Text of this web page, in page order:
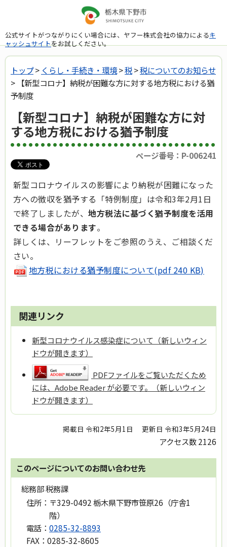
公式サイトがつながりにくい場合には、ヤフー株式会社の協力によるキ
ャッシュサイトをお試しください。
トップ> くらし・手続き・環境>税>税についてのお知らせ
> 【新型コロナ】納税が困難な方に対する地方税における猶
予制度
【新型コロナ】納税が困難な方に対
する地方税における猶予制度
ページ番号：P-006241
新型コロナウイルスの影響により納税が困難になった
方への徴収を猶予する「特例制度」は令和3年2月1日
で終了しましたが、地方税法に基づく猶予制度を活用
できる場合があります。
詳しくは、リーフレットをご参照のうえ、ご相談くだ
さい。
地方税における猶予制度について(pdf 240 KB)
関連リンク
新型コロナウイルス感染症について（新しいウィン
ドウが開きます）
PDFファイルをご覧いただくため
には、Adobe Reader が必要です。（新しいウィン
ドウが開きます）
掲載日 令和2年5月1日 更新日 令和3年5月24日
アクセス数2126
このページについてのお問い合わせ先
総務部 税務課
住所： 〒329-0492 栃木県下野市笹原26（庁舎1
階）
電話： 0285-32-8893
FAX： 0285-32-8605